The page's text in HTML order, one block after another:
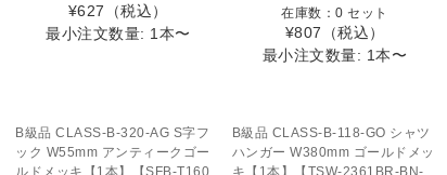
¥627
（税込）
最小注文数量: 1本〜
在庫数：0 セット
¥807 （税込）
最小注文数量: 1本〜
B級品 CLASS-B-320-AG S字フ
ック W55mm アンティークゴー
この商品へのお問い合わせ
B級品 CLASS-B-118-GO シャツ
ハンガー W380mm ゴールドメッ